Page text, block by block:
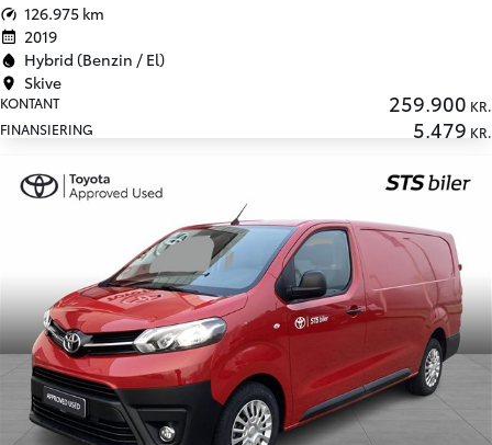
126.975 km
2019
Hybrid (Benzin / El)
Skive
KONTANT 259.900 KR.
FINANSIERING
5.479 KR.